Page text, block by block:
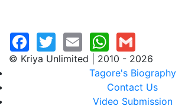
© Kriya Unlimited | 2010 - 2026
Tagore's Biography
Contact Us
Video Submission